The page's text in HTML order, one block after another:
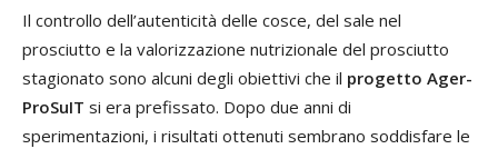
Il controllo dell’autenticità delle cosce, del sale nel
prosciutto e la valorizzazione nutrizionale del prosciutto
stagionato sono alcuni degli obiettivi che il progetto Ager-
ProSuIT si era prefissato. Dopo due anni di
sperimentazioni, i risultati ottenuti sembrano soddisfare le